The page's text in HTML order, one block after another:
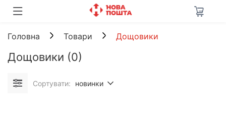
Головна Товари Дощовики
Дощовики (0)
Сортувати: новинки